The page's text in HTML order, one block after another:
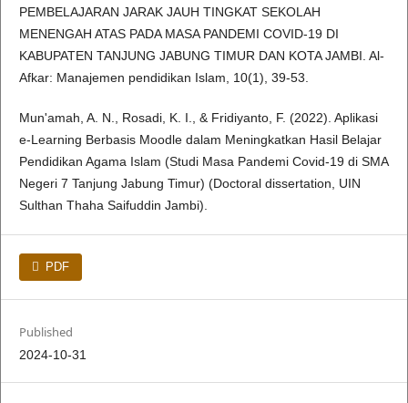
PEMBELAJARAN JARAK JAUH TINGKAT SEKOLAH
MENENGAH ATAS PADA MASA PANDEMI COVID-19 DI
KABUPATEN TANJUNG JABUNG TIMUR DAN KOTA JAMBI. Al-
Afkar: Manajemen pendidikan Islam, 10(1), 39-53.
Mun'amah, A. N., Rosadi, K. I., & Fridiyanto, F. (2022). Aplikasi
e-Learning Berbasis Moodle dalam Meningkatkan Hasil Belajar
Pendidikan Agama Islam (Studi Masa Pandemi Covid-19 di SMA
Negeri 7 Tanjung Jabung Timur) (Doctoral dissertation, UIN
Sulthan Thaha Saifuddin Jambi).
PDF
Published
2024-10-31